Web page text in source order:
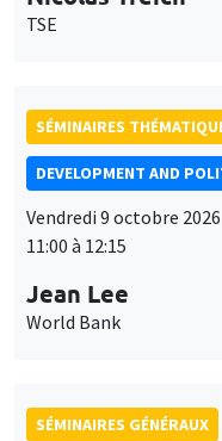
DEVELOPMENT AND
Vendredi 9 octobre 2026
11:00 à 12:15
Jean Lee
World Bank
Îlot Bernard du Bois